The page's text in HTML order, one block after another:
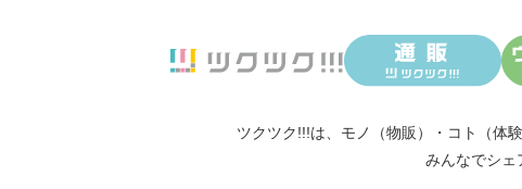
ツクツク!!!は、 モノ（物販） ・ コト（体験
みんなでシェ